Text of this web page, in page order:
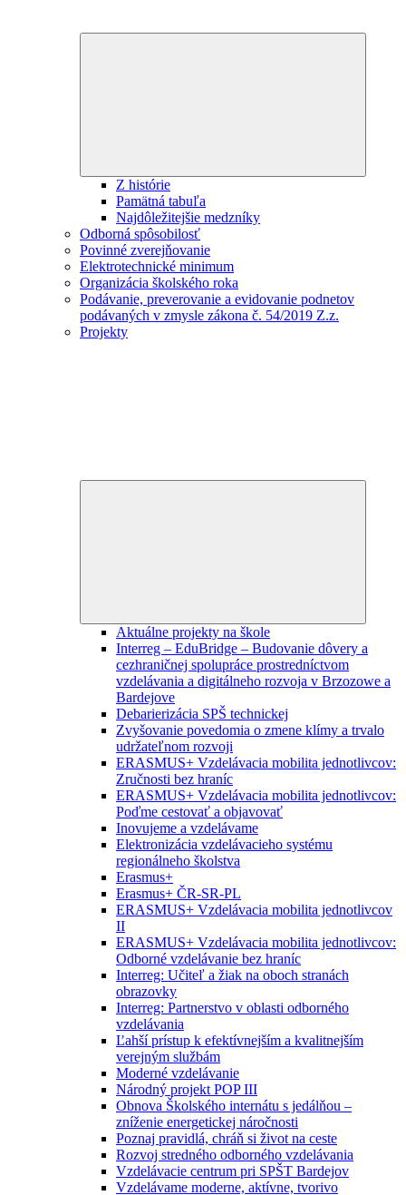
Z histórie
Pamätná tabuľa
Najdôležitejšie medzníky
Odborná spôsobilosť
Povinné zverejňovanie
Elektrotechnické minimum
Organizácia školského roka
Podávanie, preverovanie a evidovanie podnetov
podávaných v zmysle zákona č. 54/2019 Z.z.
Projekty
Aktuálne projekty na škole
Interreg – EduBridge – Budovanie dôvery a
cezhraničnej spolupráce prostredníctvom
vzdelávania a digitálneho rozvoja v Brzozowe a
Bardejove
Debarierizácia SPŠ technickej
Zvyšovanie povedomia o zmene klímy a trvalo
udržateľnom rozvoji
ERASMUS+ Vzdelávacia mobilita jednotlivcov:
Zručnosti bez hraníc
ERASMUS+ Vzdelávacia mobilita jednotlivcov:
Poďme cestovať a objavovať
Inovujeme a vzdelávame
Elektronizácia vzdelávacieho systému
regionálneho školstva
Erasmus+
Erasmus+ ČR-SR-PL
ERASMUS+ Vzdelávacia mobilita jednotlivcov
II
ERASMUS+ Vzdelávacia mobilita jednotlivcov:
Odborné vzdelávanie bez hraníc
Interreg: Učiteľ a žiak na oboch stranách
obrazovky
Interreg: Partnerstvo v oblasti odborného
vzdelávania
Ľahší prístup k efektívnejším a kvalitnejším
verejným službám
Moderné vzdelávanie
Národný projekt POP III
Obnova Školského internátu s jedálňou –
zníženie energetickej náročnosti
Poznaj pravidlá, chráň si život na ceste
Rozvoj stredného odborného vzdelávania
Vzdelávacie centrum pri SPŠT Bardejov
Vzdelávame moderne, aktívne, tvorivo